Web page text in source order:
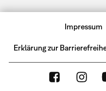
Impressum
Erklärung zur